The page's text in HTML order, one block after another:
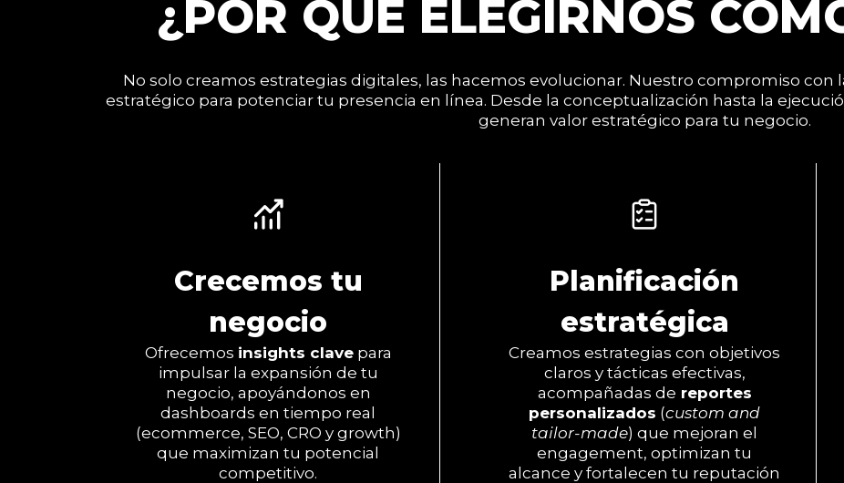
¿POR QUÉ ELEGIRNOS
No solo creamos estrategias digitales, las hacemos evolucionar. Nuestro compromiso
estratégico para potenciar tu presencia en línea. Desde la conceptualización hasta la
generan valor estratégico para tu negocio.
Crecemos tu
negocio
Ofrecemos insights clavepara
impulsar la expansión de tu
negocio, apoyándonos en
dashboards en tiempo real
(ecommerce, SEO, CRO y growth)
que maximizan tu potencial
competitivo.
Planificación
estratégica
Creamos estrategias con objetivos
claros y tácticas efectivas,
acompañadas de reportes
personalizados (custom and
tailor-made) que mejoran el
engagement, optimizan tu
alcance y fortalecen tu reputación